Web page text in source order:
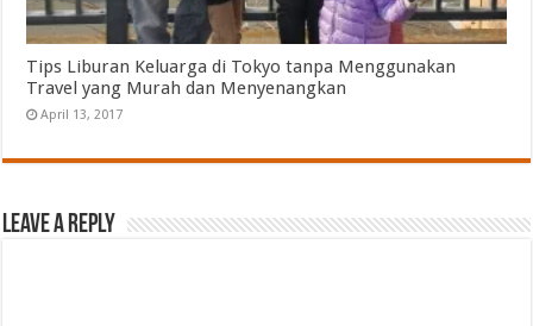
Tips Liburan Keluarga di Tokyo tanpa Menggunakan
Travel yang Murah dan Menyenangkan
April 13, 2017
Leave a Reply